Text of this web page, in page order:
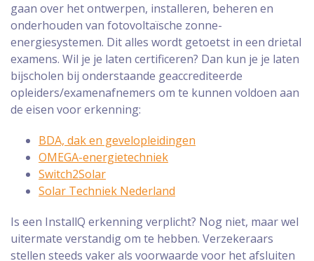
gaan over het ontwerpen, installeren, beheren en
onderhouden van fotovoltaïsche zonne-
energiesystemen. Dit alles wordt getoetst in een drietal
examens. Wil je je laten certificeren? Dan kun je je laten
bijscholen bij onderstaande geaccrediteerde
opleiders/examenafnemers om te kunnen voldoen aan
de eisen voor erkenning:
BDA, dak en gevelopleidingen
OMEGA-energietechniek
Switch2Solar
Solar Techniek Nederland
Is een InstallQ erkenning verplicht? Nog niet, maar wel
uitermate verstandig om te hebben. Verzekeraars
stellen steeds vaker als voorwaarde voor het afsluiten